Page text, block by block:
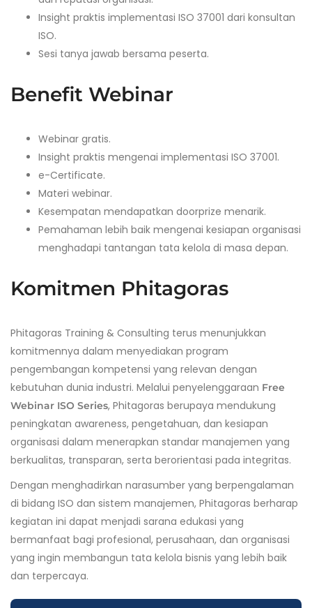
Insight praktis implementasi ISO 37001 dari konsultan
ISO.
Sesi tanya jawab bersama peserta.
Benefit Webinar
Webinar gratis.
Insight praktis mengenai implementasi ISO 37001.
e-Certificate.
Materi webinar.
Kesempatan mendapatkan doorprize menarik.
Pemahaman lebih baik mengenai kesiapan organisasi
menghadapi tantangan tata kelola di masa depan.
Komitmen Phitagoras
Phitagoras Training & Consulting terus menunjukkan
komitmennya dalam menyediakan program
pengembangan kompetensi yang relevan dengan
kebutuhan dunia industri. Melalui penyelenggaraan Free
Webinar ISO Series, Phitagoras berupaya mendukung
peningkatan awareness, pengetahuan, dan kesiapan
organisasi dalam menerapkan standar manajemen yang
berkualitas, transparan, serta berorientasi pada integritas.
Dengan menghadirkan narasumber yang berpengalaman
di bidang ISO dan sistem manajemen, Phitagoras berharap
kegiatan ini dapat menjadi sarana edukasi yang
bermanfaat bagi profesional, perusahaan, dan organisasi
yang ingin membangun tata kelola bisnis yang lebih baik
dan terpercaya.